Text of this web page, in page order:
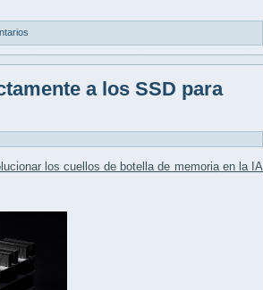
a los SSD para
loscuellos de botella de memoriaen la IA